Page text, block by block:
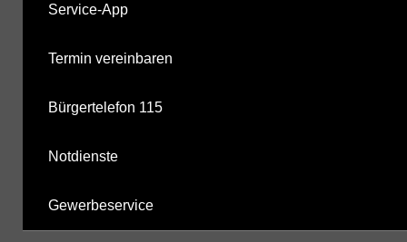
Service-App
Termin vereinbaren
Bürgertelefon 115
Notdienste
Gewerbeservice